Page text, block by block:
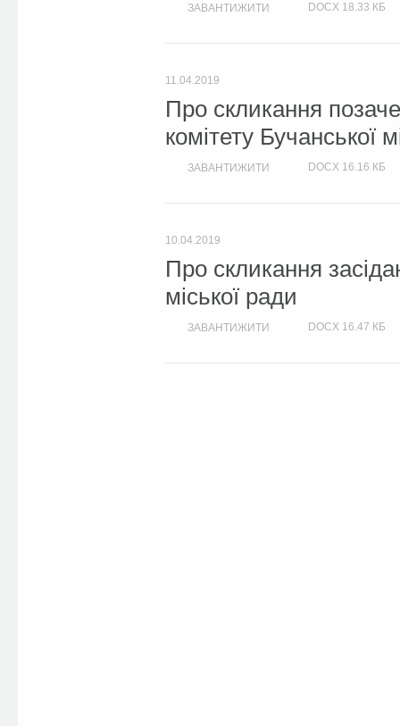
ЗАВАНТИЖИТИ DOCX 18.33 КБ
11.04.2019
Про скликання
комітету Бучанської
ЗАВАНТИЖИТИ DOCX 16.16 КБ
10.04.2019
Про скликання
міської ради
ЗАВАНТИЖИТИ DOCX 16.47 КБ